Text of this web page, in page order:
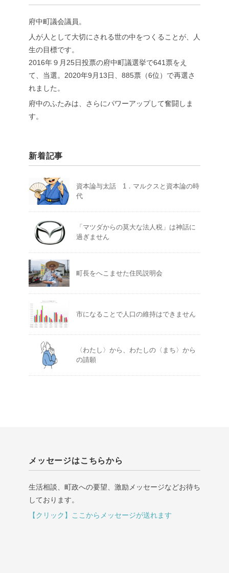
府中町議会議員。
人が人として大切にされる世の中をつくることが、人
生の目標です。
2016年９月25日投票の府中町議選挙で641票をえ
て、当選。2020年9月13日、885票（6位）で再選さ
れました。
府中のふたみは、さらにパワーアップして奮闘しま
す。
新着記事
資本論与太話 1．マルクスと資本論の時
代
「マツダからの莫大な法人税」は神話に
過ぎません
町長をへこませた住民説明会
市になることで人口の維持はできません
〈わたし〉から、わたしの〈まち〉から
の請願
メッセージはこちらから
生活相談、町政への要望、激励メッセージなどお待ち
しております。
【クリック】ここからメッセージが送れます